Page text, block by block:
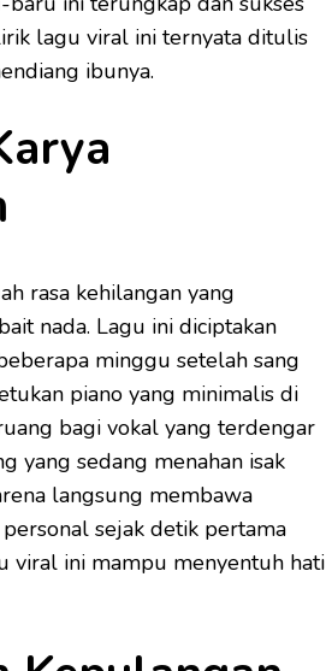
lagu viral ini ternyata ditulis
ibunya.
rasa kehilangan yang
nada. Lagu ini diciptakan
minggu setelah sang
piano yang minimalis di
bagi vokal yang terdengar
yang sedang menahan isak
langsung membawa
sejak detik pertama
viral ini mampu menyentuh hati